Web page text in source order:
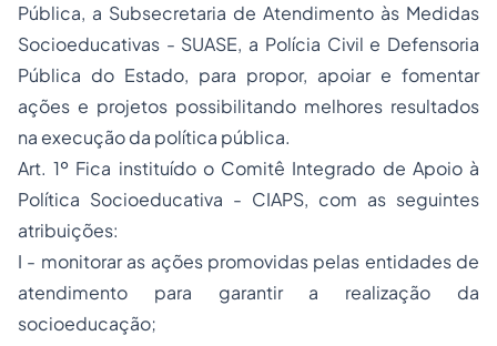
Pública, a Subsecretaria de Atendimento às Medidas
Socioeducativas - SUASE, a Polícia Civil e Defensoria
Pública do Estado, para propor, apoiar e fomentar
ações e projetos possibilitando melhores resultados
na execução da política pública.
Art. 1º Fica instituído o Comitê Integrado de Apoio à
Política Socioeducativa - CIAPS, com as seguintes
atribuições:
I - monitorar as ações promovidas pelas entidades de
atendimento para garantir a realização da
socioeducação;